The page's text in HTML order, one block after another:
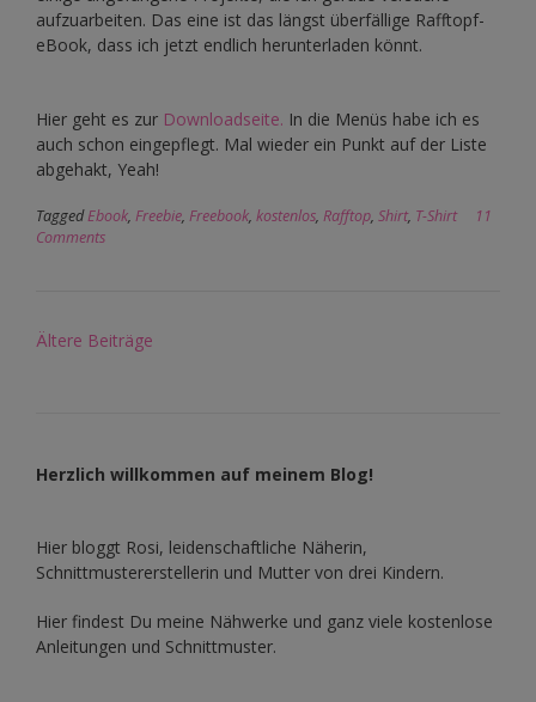
aufzuarbeiten. Das eine ist das längst überfällige Rafftopf-
eBook, dass ich jetzt endlich herunterladen könnt.
Hier geht es zur Downloadseite. In die Menüs habe ich es
auch schon eingepflegt. Mal wieder ein Punkt auf der Liste
abgehakt, Yeah!
TaggedEbook, Freebie, Freebook, kostenlos, Rafftop, Shirt, T-Shirt
11
Comments
Beitragsnavigation
Ältere Beiträge
Herzlich willkommen auf meinem Blog!
Hier bloggt Rosi, leidenschaftliche Näherin,
Schnittmustererstellerin und Mutter von drei Kindern.
Hier findest Du meine Nähwerke und ganz viele kostenlose
Anleitungen und Schnittmuster.